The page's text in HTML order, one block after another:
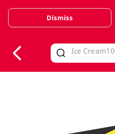
Valid Until 30 June 2026
Dismiss